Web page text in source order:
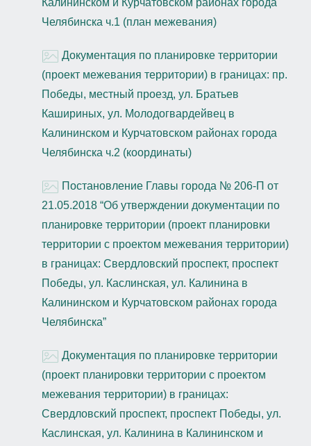
Калининском и Курчатовском районах города
Челябинска ч.1 (план межевания)
Документация по планировке территории
(проект межевания территории) в границах: пр.
Победы, местный проезд, ул. Братьев
Кашириных, ул. Молодогвардейвец в
Калининском и Курчатовском районах города
Челябинска ч.2 (координаты)
Постановление Главы города № 206-П от
21.05.2018 “Об утверждении документации по
планировке территории (проект планировки
территории с проектом межевания территории)
в границах: Свердловский проспект, проспект
Победы, ул. Каслинская, ул. Калинина в
Калининском и Курчатовском районах города
Челябинска”
Документация по планировке территории
(проект планировки территории с проектом
межевания территории) в границах:
Свердловский проспект, проспект Победы, ул.
Каслинская, ул. Калинина в Калининском и